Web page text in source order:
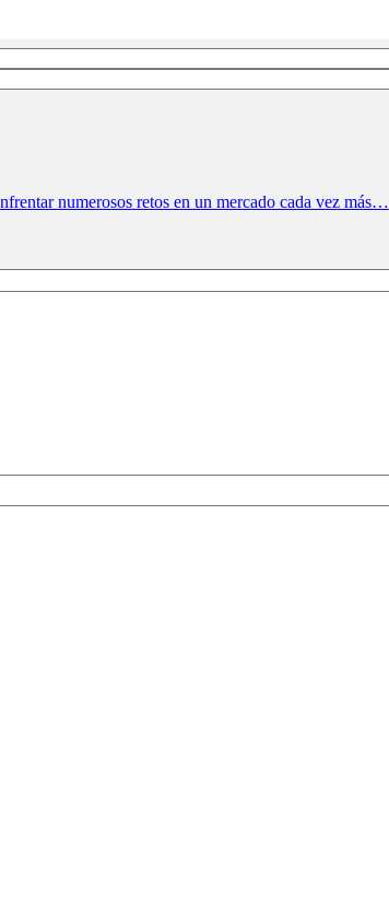
numerosos retos en un mercado cada vez más…